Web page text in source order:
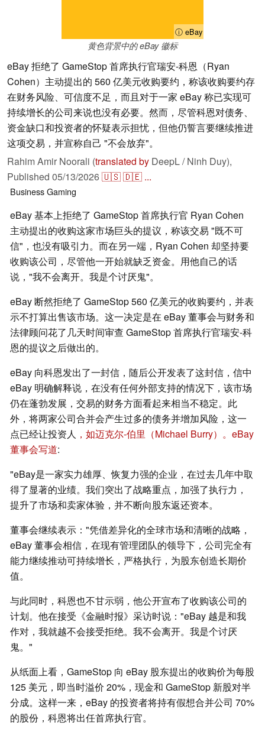
ⓘ eBay
黄色背景中的 eBay 徽标
eBay 拒绝了 GameStop 首席执行官瑞安-科恩（Ryan
Cohen）主动提出的 560 亿美元收购要约，称该收购要约存
在财务风险、可信度不足，而且对于一家 eBay 称已实现可
持续增长的公司来说也没有必要。然而，尽管科恩对债务、
资金缺口和投资者的怀疑表示担忧，但他仍誓言要继续推进
这项交易，并宣称自己 "不会放弃"。
Rahim Amir Noorali (translated by DeepL / Ninh Duy),
Published 05/13/2026🇺🇸🇩🇪 ...
BusinessGaming
eBay 基本上拒绝了 GameStop 首席执行官 Ryan Cohen
主动提出的收购这家市场巨头的提议，称该交易 "既不可
信"，也没有吸引力。而在另一端，Ryan Cohen 却坚持要
收购该公司，尽管他一开始就缺乏资金。用他自己的话
说，"我不会离开。我是个讨厌鬼"。
eBay 断然拒绝了 GameStop 560 亿美元的收购要约，并表
示不打算出售该市场。这一决定是在 eBay 董事会与财务和
法律顾问花了几天时间审查 GameStop 首席执行官瑞安-科
恩的提议之后做出的。
eBay 向科恩发出了一封信，随后公开发表了这封信，信中
eBay 明确解释说，在没有任何外部支持的情况下，该市场
仍在蓬勃发展，交易的财务方面看起来相当不稳定。此
外，将两家公司合并会产生过多的债务并增加风险，这一
点已经让投资人 ，如迈克尔-伯里（Michael Burry）。 eBay
董事会写道:
"eBay是一家实力雄厚、恢复力强的企业，在过去几年中取
得了显著的业绩。我们突出了战略重点，加强了执行力，
提升了市场和卖家体验，并不断向股东返还资本。
董事会继续表示："凭借差异化的全球市场和清晰的战略，
eBay 董事会相信，在现有管理团队的领导下，公司完全有
能力继续推动可持续增长，严格执行，为股东创造长期价
值。
与此同时，科恩也不甘示弱，他公开宣布了收购该公司的
计划。他在接受《金融时报》采访时说："eBay 越是和我
作对，我就越不会接受拒绝。我不会离开。我是个讨厌
鬼。"
从纸面上看，GameStop 向 eBay 股东提出的收购价为每股
125 美元，即当时溢价 20%，现金和 GameStop 新股对半
分成。这样一来，eBay 的投资者将持有假想合并公司 70%
的股份，科恩将出任首席执行官。